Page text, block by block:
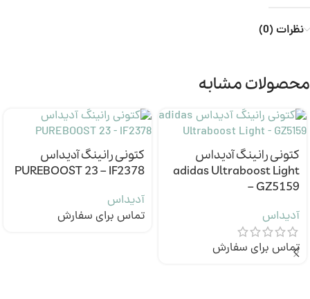
نظرات (0)
محصولات مشابه
کتونی رانینگ آدیداس
adidas Ultraboost Light
– GZ5159
آدیداس
تماس برای سفارش
کتونی رانینگ آدیداس
PUREBOOST 23 – IF2378
آدیداس
تماس برای سفارش